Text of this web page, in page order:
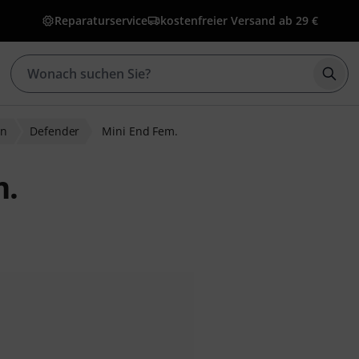
Reparaturservice kostenfreier Versand ab 29 €
Defender Mini End Fem.